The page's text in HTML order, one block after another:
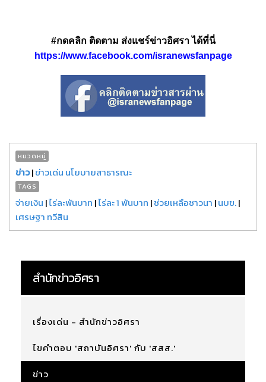
#กดคลิก ติดตาม ส่งแชร์ข่าวอิศรา ได้ที่นี่
https://www.facebook.com/isranewsfanpage
หมวดหมู่
ข่าว|ข่าวเด่น นโยบายสาธารณะ
TAGS
จ่ายเงิน |ไร่ละพันบาท |ไร่ละ 1 พันบาท |ช่วยเหลือชาวนา |นบข.|
เศรษฐา ทวีสิน
สำนักข่าวอิศรา
เรื่องเด่น - สำนักข่าวอิศรา
ไขคำตอบ 'สถาบันอิศรา' กับ 'สสส.'
ข่าว